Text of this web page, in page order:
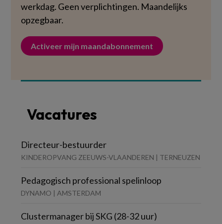
werkdag. Geen verplichtingen. Maandelijks
opzegbaar.
Activeer mijn maandabonnement
Vacatures
Directeur-bestuurder
KINDEROPVANG ZEEUWS-VLAANDEREN | TERNEUZEN
Pedagogisch professional spelinloop
DYNAMO | AMSTERDAM
Clustermanager bij SKG (28-32 uur)